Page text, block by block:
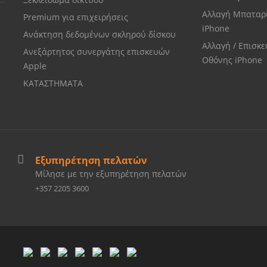
Premium για επιχειρήσεις
Ανάκτηση δεδομένων σκληρού δίσκου
Ανεξάρτητος συνεργάτης επισκευών
Apple
ΚΑΤΑΣΤΗΜΑΤΑ
Αλλαγή
iPhone
Αλλαγή /
Οθόνης iPhone
Εξυπηρέτηση πελατών
Μίλησε με την εξυπηρέτηση πελατών
+357 2205 3600